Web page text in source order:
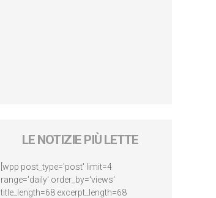
LE NOTIZIE PIÙ LETTE
[wpp post_type='post' limit=4
range='daily' order_by='views'
title_length=68 excerpt_length=68